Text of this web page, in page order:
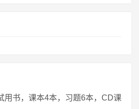
用书，课本4本，习题6本，CD课